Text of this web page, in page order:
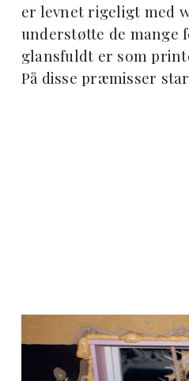
er levnet rigeligt med
understøtte de mange
glansfuldt er som
På disse præmisser